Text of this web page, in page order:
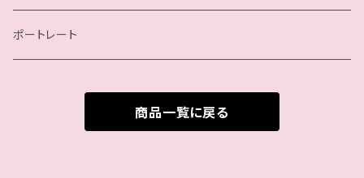
瀬戸ノノカ
ポートレート
商品一覧に戻る